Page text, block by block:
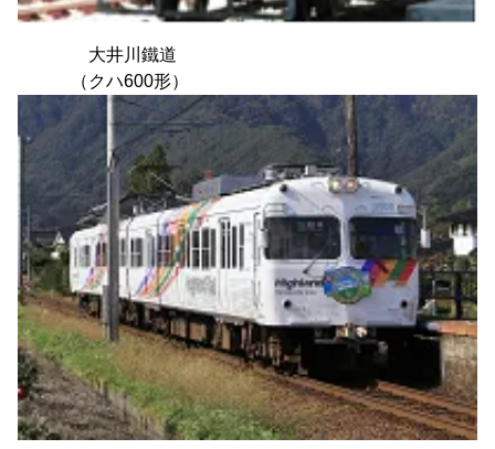
大井川鐵道
（クハ600形）